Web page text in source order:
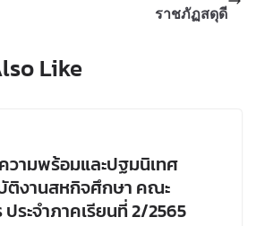
ราชภัฏสดุดี
Like
วามพร้อมและปฐมนิเทศ
งานสหกิจศึกษา คณะ
ระจำภาคเรียนที่ 2/2565